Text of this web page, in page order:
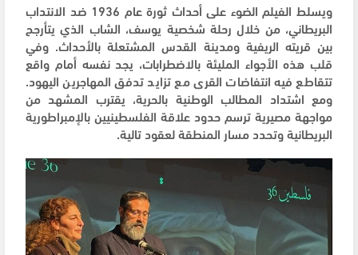
ويسلط الفيلم الضوء على أحداث ثورة عام 1936 ضد الانتداب
البريطاني، من خلال رحلة شخصية يوسف، الشاب الذي يتأرجح
بين قريته الريفية ومدينة القدس المشتعلة بالأحداث. وفي
قلب هذه الأجواء المليئة بالاضطرابات، يجد نفسه أمام واقع
تتقاطع فيه انتفاضات القرى مع تزايد تدفق المهاجرين اليهود.
ومع اشتداد المطالب الوطنية بالحرية، يقترب المشهد من
مواجهة مصيرية ترسم حدود علاقة الفلسطينيين بالإمبراطورية
البريطانية وتحدد مسار المنطقة لعقود تالية.